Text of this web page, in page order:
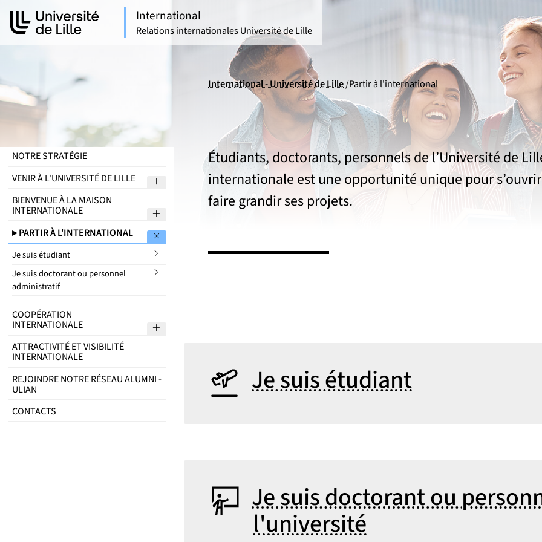
Aller
au
contenu
Aller
au
pied
International
Relations internationales Université de Lille
NOTRE STRATÉGIE
VENIR À L'UNIVERSITÉ DE LILLE
Sous menu Venir à l'Université de Lille
BIENVENUE À LA MAISON
INTERNATIONALE
PARTIR À L'INTERNATIONAL
Je suis étudiant submenu
Je suis doctorant ou personnel
administratif
submenu
COOPÉRATION
INTERNATIONALE
ATTRACTIVITÉ ET VISIBILITÉ
INTERNATIONALE
REJOINDRE NOTRE RÉSEAU ALUMNI -
ULIAN
CONTACTS
International - Université de Lille Partir à l'international
Étudiants, doctorants, personnels de l’Université de
internationale est une opportunité unique pour
faire grandir ses projets.
Je suis étudiant
Je suis doctorant ou
l'université